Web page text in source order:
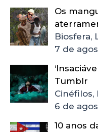
Os
Biosfera,
7 de
Tumblr
Cinéfilos,
6 de
10 anos